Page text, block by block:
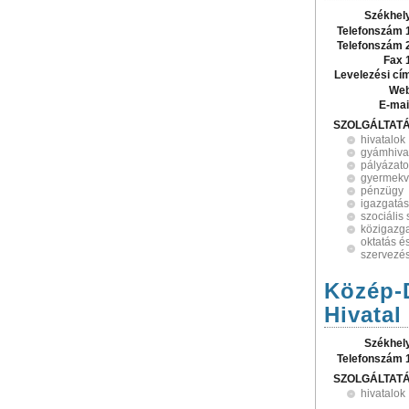
Telefonszám
Telefonszám
Fax
Levelezési
E-
hivatalok
pénzügy
igazgatás
szociális
oktatás
Hivatal
Telefonszám
hivatalok